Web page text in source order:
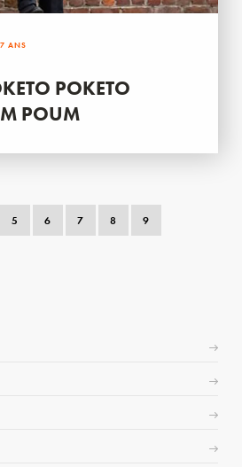
ANS
POKETO
POUM
5 6 7 8 9